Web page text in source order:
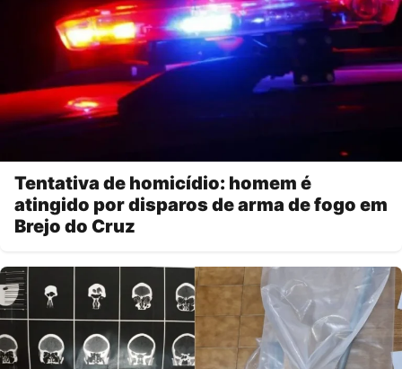
Tentativa de homicídio: homem é
atingido por disparos de arma de fogo em
Brejo do Cruz